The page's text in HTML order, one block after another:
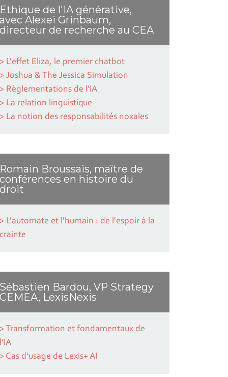
Ethique de l'IA générative,
avec Alexei Grinbaum,
directeur de recherche au CEA
> L'effet Eliza, le premier chatbot
> Joshua & The Jessica Simulation
> Règlementations de l'IA
> La relation linguistique
> La notion des responsabilités noxales
Romain Broussais, maître de
conférences en histoire du
droit
> L'automate et l'humain : de l'espoir à la
crainte
Sébastien Bardou, VP Strategy
CEMEA, LexisNexis
> Transformation et fondamentaux de
l'IA
> Cas d'usage de Lexis+ AI